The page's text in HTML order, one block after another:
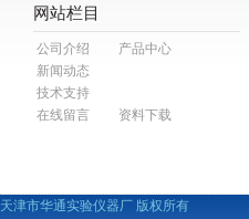
网站栏目
公司介绍
产品中心
新闻动态
技术支持
在线留言
资料下载
天津市华通实验仪器厂 版权所有